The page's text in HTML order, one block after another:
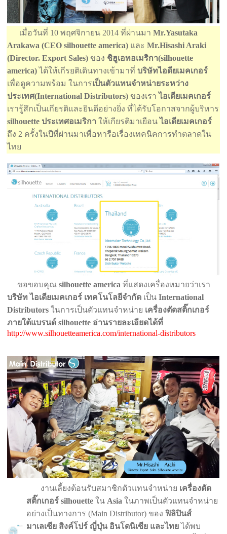
เมื่อวันที่ 10 พฤศจิกายน 2014 ที่ผ่านมาMr.Yasutaka
Arakawa (CEO silhouette america) และMr.Hisashi Araki
(Director. Export Sales)ของ ชิฮูเอทอเมริกา(silhouette
america)ได้ให้เกีรยติเดินทางเข้ามาที่บริษัทไอดียเมคเกอร์
เพื่อดูความพร้อม ในการเป็นตัวแทนจำหน่ายระหว่าง
ประเทศ(International Distributors)ของเราไอเดียเมคเกอร์
เรารู้สึกเป็นเกียรติและยินดีอย่างยิ่ง ที่ได้รับโอกาสจากผู้บริหาร
silhouette ประเทศอเมริกาให้เกียรติมาเยือน ไอเดียเมคเกอร์
ถึง 2 ครั้งในปีที่ผ่านมาเพื่อหารือเรื่องเทคนิคการทำตลาดใน
ไทย
ขอขอบคุณsilhouette america ที่แสดงเครื่องหมายว่าเรา
บริษัท ไอเดียเมคเกอร์ เทคโนโลยีจำกัด เป็นInternational
Distributors ในการเป็นตัวแทนจำหน่าย เครื่องตัดสติ๊กเกอร์
ภายใต้แบรนด์ silhouette อ่านรายละเอียดได้ที่
http://www.silhouetteamerica.com/international-distributors
งานเลี้ยงต้อนรับสมาชิกตัวแทนจำหน่าย เครื่องตัด
สติ๊กเกอร์ silhouette ใน Asia ในภาพเป็นตัวแทนจำหน่าย
อย่างเป็นทางการ (Main Distributor) ของฟิลิปินส์
มาเลเซีย สิงค์โปร์ ญี่ปุ่น อินโดนิเซีย และไทยได้พบ